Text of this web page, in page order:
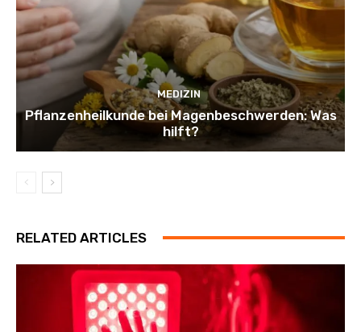
MEDIZIN
Pflanzenheilkunde bei Magenbeschwerden: Was
hilft?
RELATED ARTICLES